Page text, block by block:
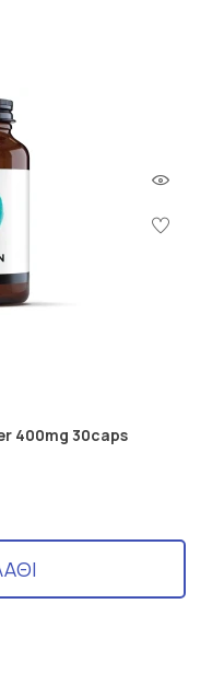
400mg 30caps